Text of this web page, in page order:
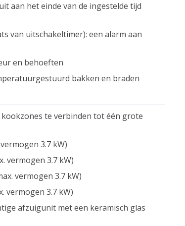
aan het einde van de ingestelde tijd
van uitschakeltimer): een alarm aan
en behoeften
bakken en braden
te verbinden tot één grote
3.7 kW)
vermogen 3.7 kW)
vermogen 3.7 kW)
vermogen 3.7 kW)
afzuigunit met een keramisch glas